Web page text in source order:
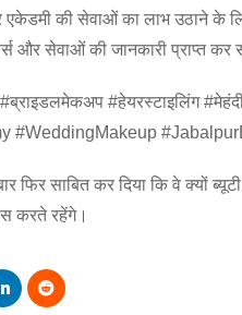
की सेवाओं का लाभ उठाने के
और सेवाओं की जानकारी प्राप्त कर
#हेयरस्टाइलिंग
#WeddingMakeup
साबित कर दिया कि वे क्यों
करते रहेंगे।